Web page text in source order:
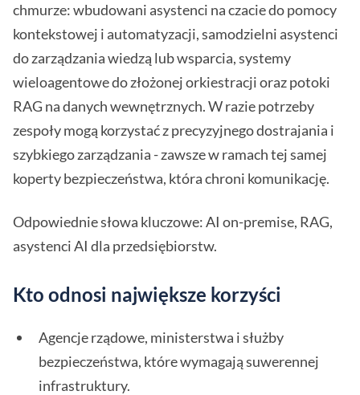
chmurze: wbudowani asystenci na czacie do pomocy
kontekstowej i automatyzacji, samodzielni asystenci
do zarządzania wiedzą lub wsparcia, systemy
wieloagentowe do złożonej orkiestracji oraz potoki
RAG na danych wewnętrznych. W razie potrzeby
zespoły mogą korzystać z precyzyjnego dostrajania i
szybkiego zarządzania - zawsze w ramach tej samej
koperty bezpieczeństwa, która chroni komunikację.
Odpowiednie słowa kluczowe: AI on-premise, RAG,
asystenci AI dla przedsiębiorstw.
Kto odnosi największe korzyści
Agencje rządowe, ministerstwa i służby
bezpieczeństwa, które wymagają suwerennej
infrastruktury.